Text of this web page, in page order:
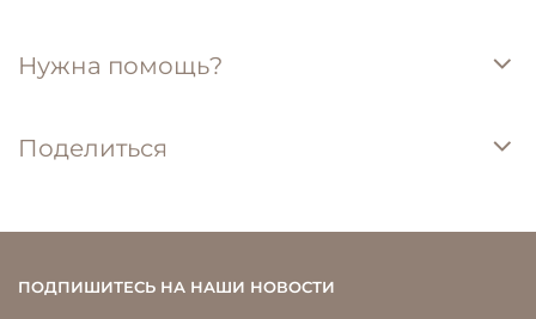
Нужна помощь?
Поделиться
ПОДПИШИТЕСЬ НА НАШИ НОВОСТИ